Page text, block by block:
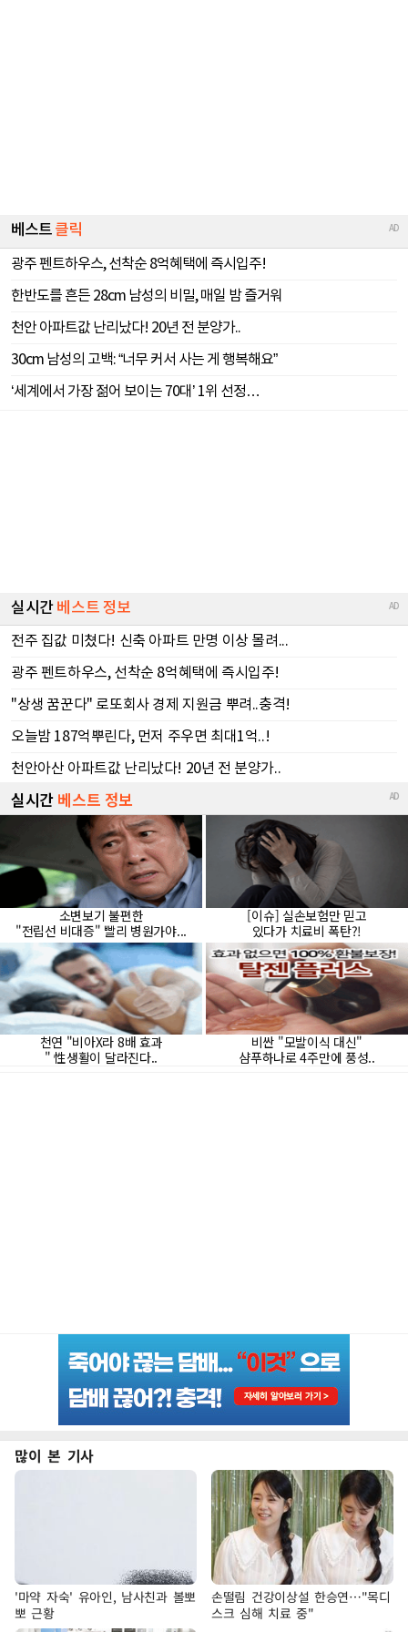
많이 본 기사
'마약 자숙' 유아인, 남사친과 볼뽀
뽀 근황
손떨림 건강이상설 한승연…"목디
스크 심해 치료 중"